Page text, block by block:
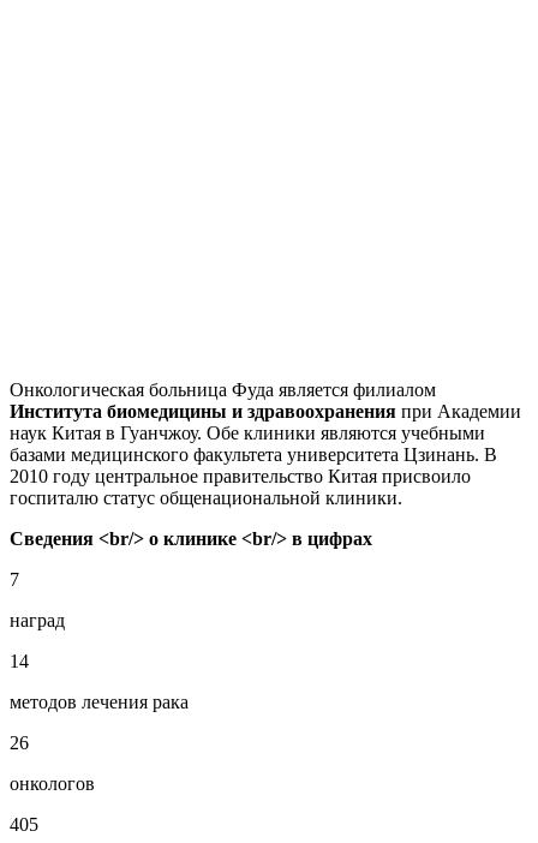
Онкологическая больница Фуда является филиалом
Института биомедицины и здравоохранения при Академии
наук Китая в Гуанчжоу. Обе клиники являются учебными
базами медицинского факультета университета Цзинань. В
2010 году центральное правительство Китая присвоило
госпиталю статус общенациональной клиники.
Сведения <br/> о клинике <br/> в цифрах
7
наград
14
методов лечения рака
26
онкологов
405